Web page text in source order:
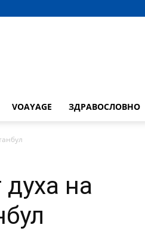
VOAYAGE ЗДРАВОСЛОВНО
на